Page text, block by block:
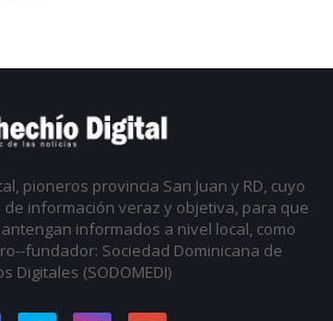
pioneros provincia San Juan y RD, cuyo
información veraz y objetiva, para que
informados a nivel local, como
fundador: Sociedad Dominicana de
Digitales (SODOMEDI)